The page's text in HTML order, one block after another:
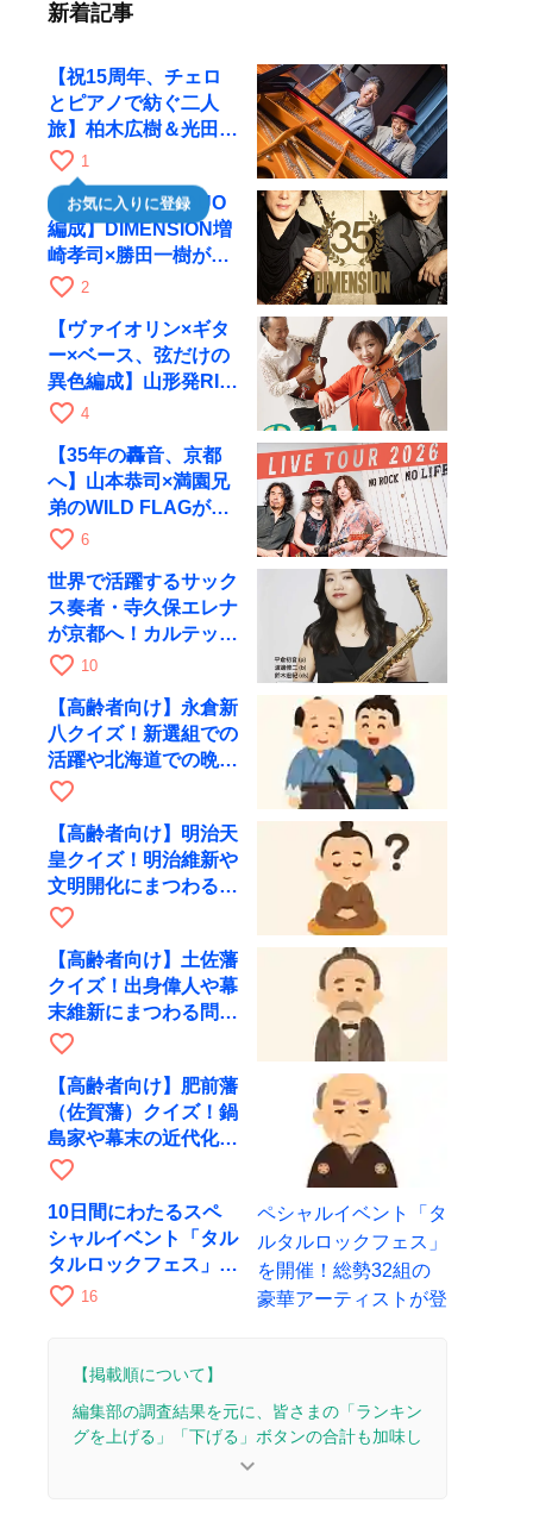
新着記事
【祝15周年、チェロ
とピアノで紡ぐ二人
旅】柏木広樹＆光田健
一が11月12日に京都
RAGへ
favorite_border 1
お気に入りに登録
【35周年で初のDUO
編成】DIMENSION増
崎孝司×勝田一樹が10
月11日に京都RAGへ
favorite_border 2
【ヴァイオリン×ギタ
ー×ベース、弦だけの
異色編成】山形発RIM
が初全国ツアーで8月
favorite_border 4
【35年の轟音、京都
へ】山本恭司×満園兄
弟のWILD FLAGが8
月6日にRAGでライブ
favorite_border 6
世界で活躍するサック
ス奏者・寺久保エレナ
が京都へ！カルテッ
ト・ツアー京都公演を
favorite_border 10
【高齢者向け】永倉新
八クイズ！新選組での
活躍や北海道での晩年
を出題
favorite_border
【高齢者向け】明治天
皇クイズ！明治維新や
文明開化にまつわる問
題を出題
favorite_border
【高齢者向け】土佐藩
クイズ！出身偉人や幕
末維新にまつわる問題
を出題
favorite_border
【高齢者向け】肥前藩
（佐賀藩）クイズ！鍋
島家や幕末の近代化に
まつわる問題
favorite_border
10日間にわたるスペ
シャルイベント「タル
タルロックフェス」を
開催！総勢32組の豪
favorite_border 16
【掲載順について】
編集部の調査結果を元に、皆さまの「ランキン
グを上げる」「下げる」ボタンの合計も加味し
keyboard_arrow_down